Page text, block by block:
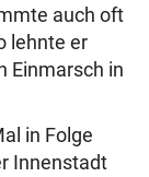
auch oft
lehnte er
Einmarsch in
in Folge
Innenstadt